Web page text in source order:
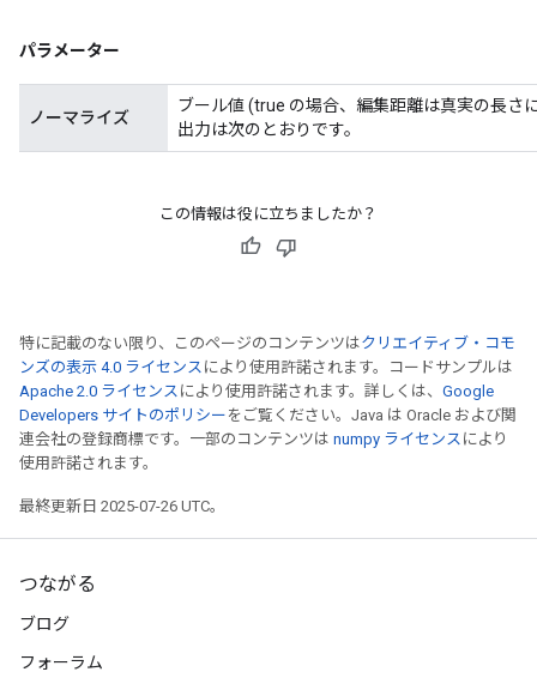
パラメーター
ノーマライズ
ブール値 (true の場合、編集距離は真実の長さ
出力は次のとおりです。
この情報は役に立ちましたか？
特に記載のない限り、このページのコンテンツはクリエイティブ・コモ
ンズの表示 4.0 ライセンス により使用許諾されます。コードサンプルは
Apache 2.0 ライセンス により使用許諾されます。詳しくは、 Google
Developers サイトのポリシー をご覧ください。Java は Oracle および関
連会社の登録商標です。一部のコンテンツは numpy ライセンス により
使用許諾されます。
最終更新日 2025-07-26 UTC。
つながる
ブログ
フォーラム